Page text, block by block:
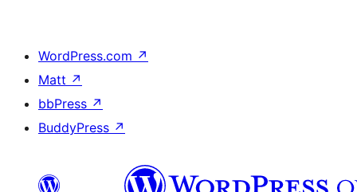
WordPress.com ↗
Matt ↗
bbPress ↗
BuddyPress ↗